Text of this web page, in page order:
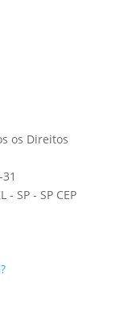
os Direitos
SP - SP CEP